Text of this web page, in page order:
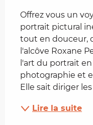
Offrez vous un
portrait pictural
tout en douceur,
l'alcôve Roxane
l'art du portrait
photographie et
Elle sait diriger
Lire la suite